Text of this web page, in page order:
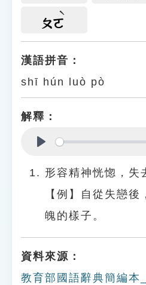
教學應用
貓頭鷹博士
ㄆㄛ
漢語拼音：
shī hún luò pò
解釋：
形容精神恍惚，失
【例】自從失戀
魄的樣子。
資料來源：
教育部國語辭典簡編本